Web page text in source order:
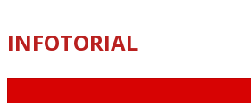
INFOTORIAL